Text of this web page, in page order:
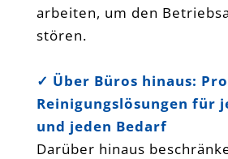
arbeiten, um den
stören.
✓ Über Büros hinaus:
Reinigungslösungen für
und jeden Bedarf
Darüber hinaus